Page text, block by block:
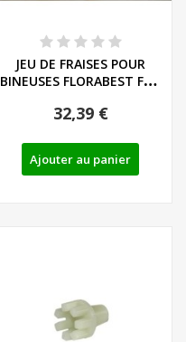
JEU DE FRAISES POUR
BINEUSES FLORABEST FGH
32,39 €
Ajouter au panier